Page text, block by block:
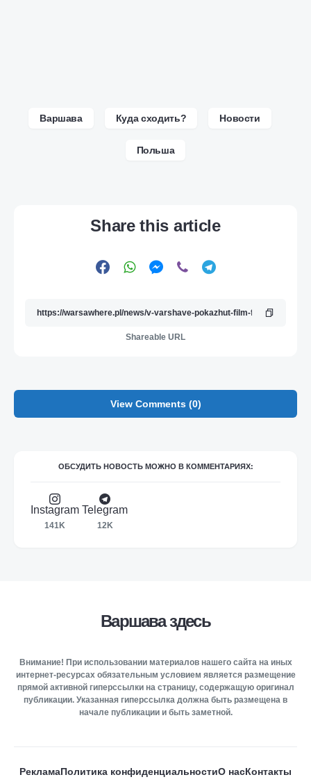
Варшава Куда сходить? Новости
Польша
Share this article
Shareable URL
View Comments (0)
ОБСУДИТЬ НОВОСТЬ МОЖНО В КОММЕНТАРИЯХ:
Instagram
141K
Telegram
12K
Варшава здесь
Внимание! При использовании материалов нашего сайта на иных
интернет-ресурсах обязательным условием является размещение
прямой активной гиперссылки на страницу, содержащую оригинал
публикации. Указанная гиперссылка должна быть размещена в
начале публикации и быть заметной.
РекламаПолитика конфиденциальностиО насКонтакты